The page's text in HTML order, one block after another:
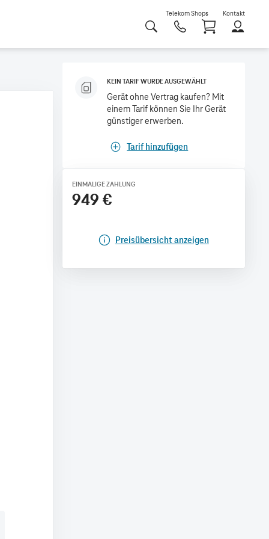
Telekom Shops Kontakt
KEIN TARIF WURDE AUSGEWÄHLT
Gerät ohne Vertrag kaufen? Mit
einem Tarif können Sie Ihr Gerät
günstiger erwerben.
Tarif hinzufügen
EINMALIGE ZAHLUNG
949 €
Preisübersicht anzeigen